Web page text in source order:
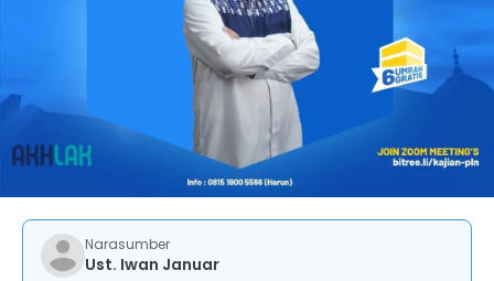
Narasumber
Ust. Iwan Januar